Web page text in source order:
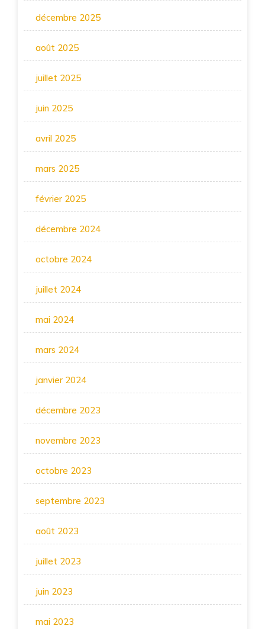
décembre 2025
août 2025
juillet 2025
juin 2025
avril 2025
mars 2025
février 2025
décembre 2024
octobre 2024
juillet 2024
mai 2024
mars 2024
janvier 2024
décembre 2023
novembre 2023
octobre 2023
septembre 2023
août 2023
juillet 2023
juin 2023
mai 2023